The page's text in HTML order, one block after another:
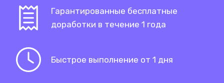
Гарантированные бесплатные
доработки в течение 1 года
Быстрое выполнение от 1 дня